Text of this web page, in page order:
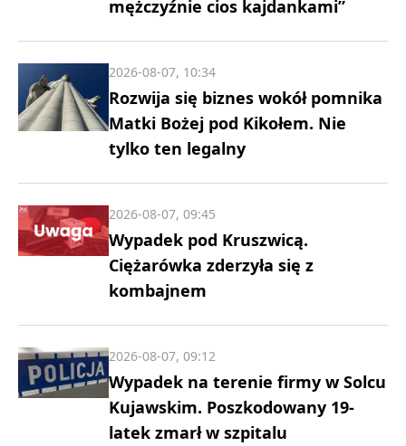
mężczyźnie cios kajdankami”
Rozwija się biznes wokół pomnika
Matki Bożej pod Kikołem. Nie
tylko ten legalny
2026-08-07, 10:34
Wypadek pod Kruszwicą.
Ciężarówka zderzyła się z
kombajnem
2026-08-07, 09:45
Wypadek na terenie firmy w Solcu
Kujawskim. Poszkodowany 19-
latek zmarł w szpitalu
2026-08-07, 09:12